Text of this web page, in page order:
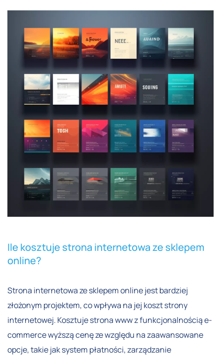
Ile kosztuje strona internetowa ze sklepem
online?
Strona internetowa ze sklepem online jest bardziej
złożonym projektem, co wpływa na jej koszt strony
internetowej. Kosztuje strona www z funkcjonalnością e-
commerce wyższą cenę ze względu na zaawansowane
opcje, takie jak system płatności, zarządzanie